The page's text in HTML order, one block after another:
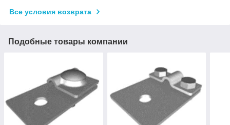
Все условия возврата
Подобные товары компании